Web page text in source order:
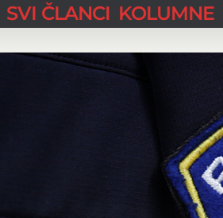
SVI ČLANCI KOLUMNE